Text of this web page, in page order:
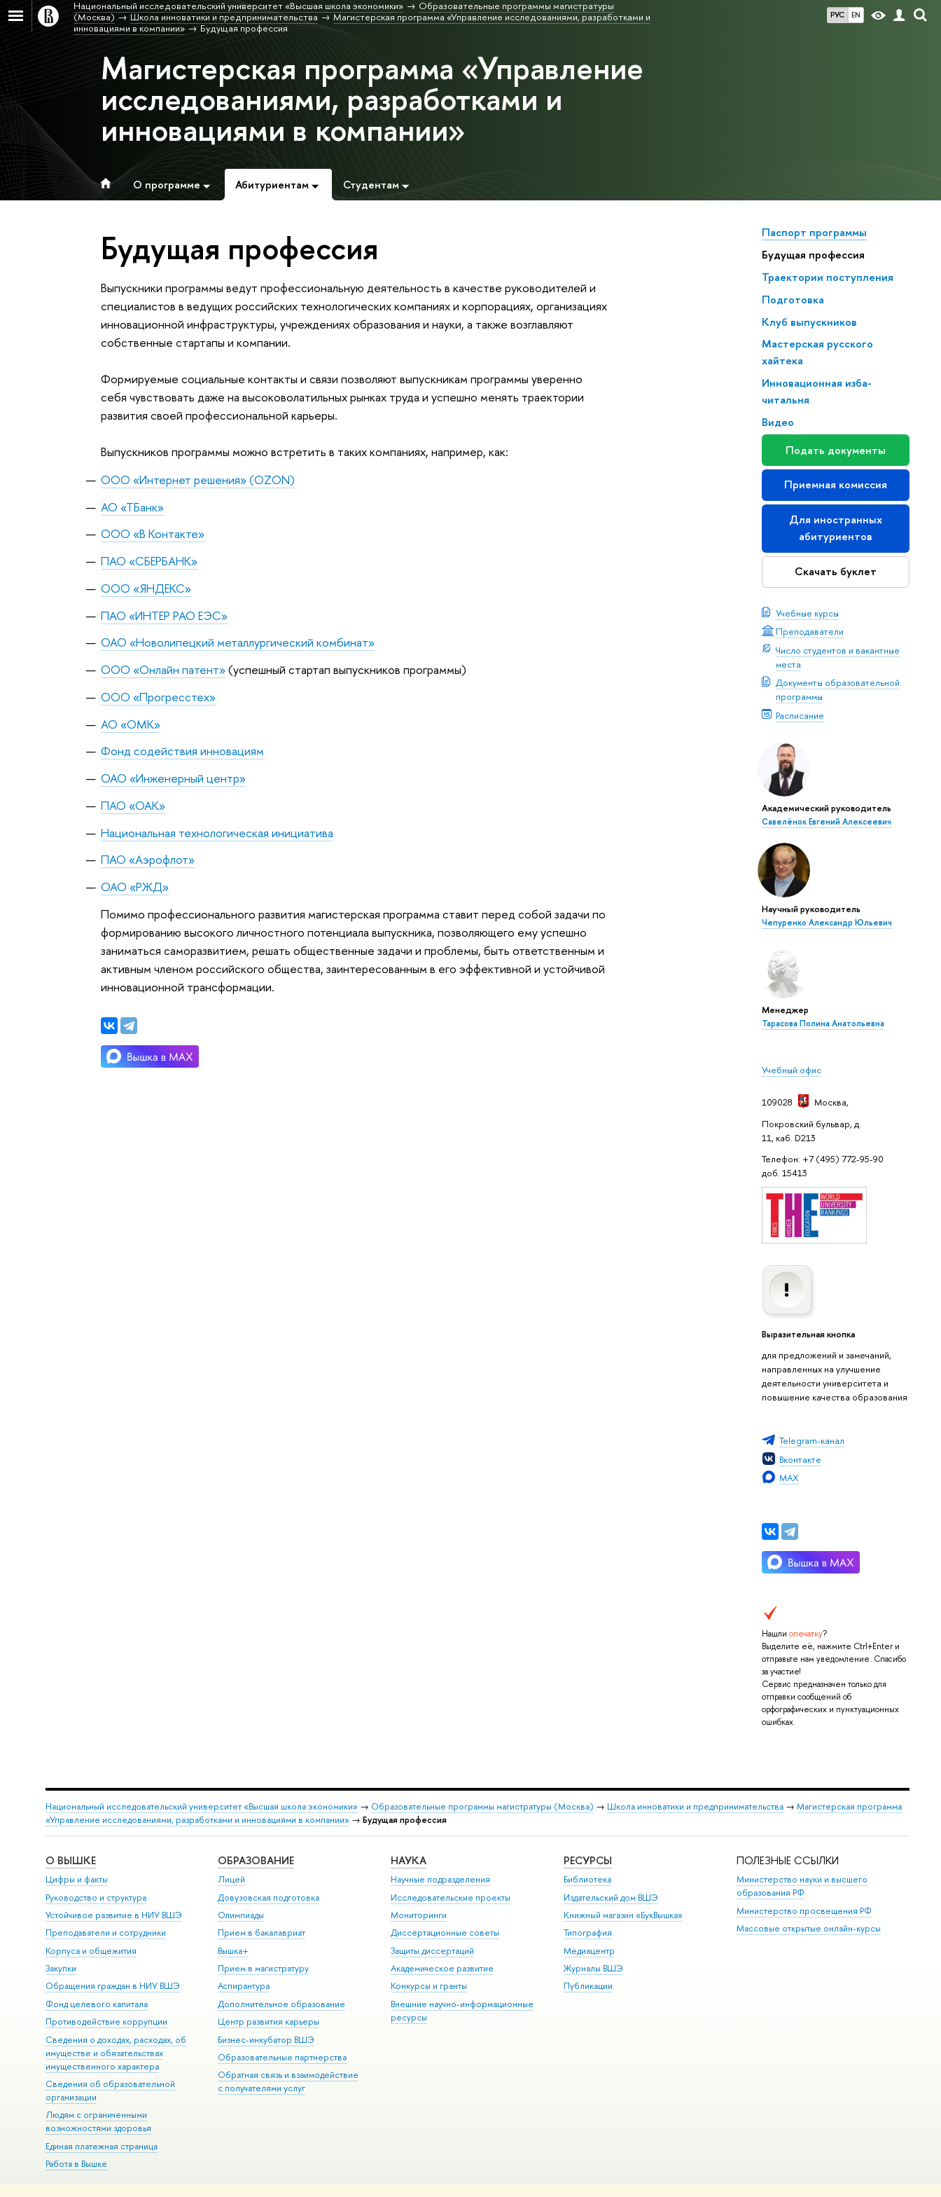
РУС EN
Национальный исследовательский университет «Высшая школа экономики»
Образовательные программы магистратуры
(Москва)
Школа инноватики и предпринимательства
Магистерская программа «Управление исследованиями, разработками и
инновациями в компании»
Будущая профессия
Магистерская программа «Управление
исследованиями, разработками и
инновациями в компании»
О программе Абитуриентам Студентам
Паспорт программы
Будущая профессия
Траектории поступления
Подготовка
Клуб выпускников
Мастерская русского
хайтека
Инновационная изба-
читальня
Видео
Подать документы
Приемная комиссия
Для иностранных
абитуриентов
Скачать буклет
Учебные курсы
Преподаватели
Число студентов и вакантные
места
Документы образовательной
программы
Расписание
Академический руководитель
Савелёнок Евгений Алексеевич
Научный руководитель
Чепуренко Александр Юльевич
Менеджер
Тарасова Полина Анатольевна
Учебный офис
109028 Москва,
Покровский бульвар, д.
11, каб. D213
Телефон: +7 (495) 772-95-90
доб. 15413
Выразительная кнопка
для предложений и замечаний,
направленных на улучшение
деятельности университета и
повышение качества образования
Telegram-канал
Вконтакте
MAX
Нашли опечатку?
Выделите её, нажмите Ctrl+Enter и
отправьте нам уведомление. Спасибо
за участие!
Сервис предназначен только для
отправки сообщений об
орфографических и пунктуационных
ошибках.
Будущая профессия
Выпускники программы ведут профессиональную деятельность в качестве руководителей и
специалистов в ведущих российских технологических компаниях и корпорациях, организациях
инновационной инфраструктуры, учреждениях образования и науки, а также возглавляют
собственные стартапы и компании.
Формируемые социальные контакты и связи позволяют выпускникам программы уверенно
себя чувствовать даже на высоковолатильных рынках труда и успешно менять траектории
развития своей профессиональной карьеры.
Выпускников программы можно встретить в таких компаниях, например, как:
ООО «Интернет решения» (OZON)
АО «ТБанк»
ООО «В Контакте»
ПАО «СБЕРБАНК»
ООО «ЯНДЕКС»
ПАО «ИНТЕР РАО ЕЭС»
ОАО «Новолипецкий металлургический комбинат»
ООО «Онлайн патент»(успешный стартап выпускников программы)
ООО «Прогресстех»
АО «ОМК»
Фонд содействия инновациям
ОАО «Инженерный центр»
ПАО «ОАК»
Национальная технологическая инициатива
ПАО «Аэрофлот»
ОАО «РЖД»
Помимо профессионального развития магистерская программа ставит перед собой задачи по
формированию высокого личностного потенциала выпускника, позволяющего ему успешно
заниматься саморазвитием, решать общественные задачи и проблемы, быть ответственным и
активным членом российского общества, заинтересованным в его эффективной и устойчивой
инновационной трансформации.
Национальный исследовательский университет «Высшая школа экономики» → Образовательные программы магистратуры (Москва) → Школа инноватики и предпринимательства→ Магистерская программа
«Управление исследованиями, разработками и инновациями в компании» → Будущая профессия
О ВЫШКЕ
Цифры и факты
Руководство и структура
Устойчивое развитие в НИУ ВШЭ
Преподаватели и сотрудники
Корпуса и общежития
Закупки
Обращения граждан в НИУ ВШЭ
Фонд целевого капитала
Противодействие коррупции
Сведения о доходах, расходах, об
имуществе и обязательствах
имущественного характера
Сведения об образовательной
организации
Людям с ограниченными
возможностями здоровья
Единая платежная страница
Работа в Вышке
ОБРАЗОВАНИЕ
Лицей
Довузовская подготовка
Олимпиады
Прием в бакалавриат
Вышка+
Прием в магистратуру
Аспирантура
Дополнительное образование
Центр развития карьеры
Бизнес-инкубатор ВШЭ
Образовательные партнерства
Обратная связь и взаимодействие
с получателями услуг
НАУКА
Научные подразделения
Исследовательские проекты
Мониторинги
Диссертационные советы
Защиты диссертаций
Академическое развитие
Конкурсы и гранты
Внешние научно-информационные
ресурсы
РЕСУРСЫ
Библиотека
Издательский дом ВШЭ
Книжный магазин «БукВышка»
Типография
Медиацентр
Журналы ВШЭ
Публикации
ПОЛЕЗНЫЕ ССЫЛКИ
Министерство науки и высшего
образования РФ
Министерство просвещения РФ
Массовые открытые онлайн-курсы